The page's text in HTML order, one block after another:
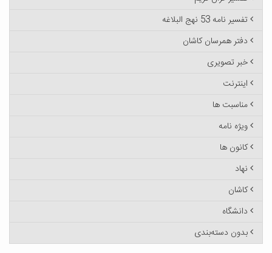
تفسیر نامه 53 نهج البلاغه
دفتر همرسان کاشان
خبر تصویری
اینترنت
مناسبت ها
ویژه نامه
کانون ها
نهاد
کاشان
دانشگاه
بدون دسته‌بندی